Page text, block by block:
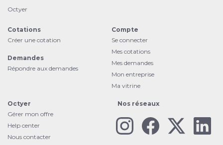
Octyer
Cotations
Créer une cotation
Demandes
Répondre aux demandes
Compte
Se connecter
Mes cotations
Mes demandes
Mon entreprise
Ma vitrine
Octyer
Gérer mon offre
Help center
Nous contacter
Nos réseaux